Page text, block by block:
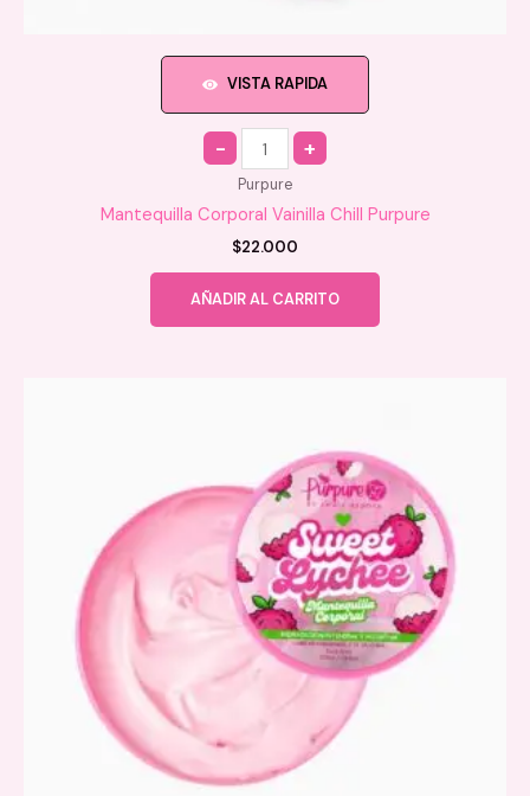
VISTA RAPIDA
Quantity
Purpure
Mantequilla Corporal Vainilla Chill Purpure
$22.000
AÑADIR AL CARRITO